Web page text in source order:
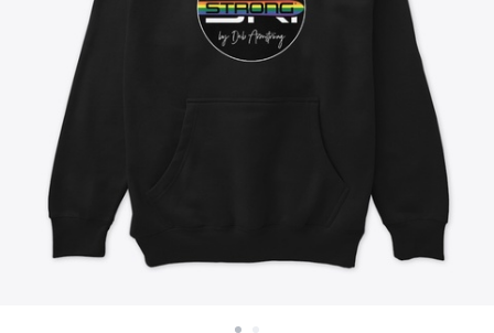
Vendi ovunque